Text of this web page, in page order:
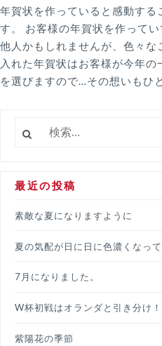
年賀状を作っていると感動する
す。 お客様の年賀状を作って
他人かもしれませんが、色々な
入れた年賀状はお客様が今年
を選びますので…その想いもひ
索:
最近の投稿
素敵な夏になりますように
夏の気配が日に日に色濃くなって
7月になりました。
W杯初戦はオランダと引き分け
紫陽花の季節